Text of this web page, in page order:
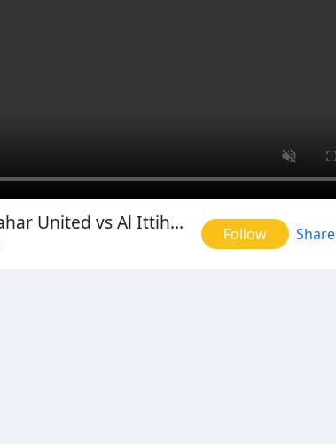
Egyptian Premier League: Mahar United vs Al Ittihad Follow Share